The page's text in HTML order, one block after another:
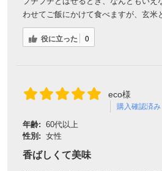
わせてご飯にかけて食べますが、玄米
役に立った 0
eco様
購入確認済み
年齢: 60代以上
性別: 女性
香ばしくて美味